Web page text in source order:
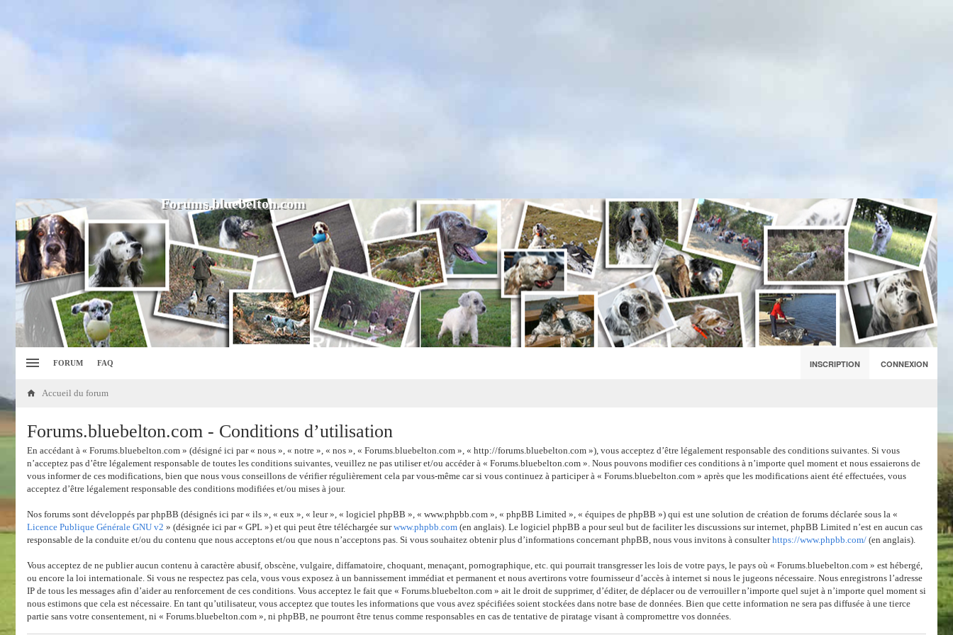
Forums.bluebelton.com
FORUM FAQ INSCRIPTION CONNEXION
Accueil du forum
Forums.bluebelton.com - Conditions d’utilisation
En accédant à « Forums.bluebelton.com » (désigné ici par « nous », « notre », « nos », « Forums.bluebelton.com », « http://forums.bluebelton.com »), vous acceptez d’être légalement responsable des conditions suivantes. Si vous
n’acceptez pas d’être légalement responsable de toutes les conditions suivantes, veuillez ne pas utiliser et/ou accéder à « Forums.bluebelton.com ». Nous pouvons modifier ces conditions à n’importe quel moment et nous essaierons de
vous informer de ces modifications, bien que nous vous conseillons de vérifier régulièrement cela par vous-même car si vous continuez à participer à « Forums.bluebelton.com » après que les modifications aient été effectuées, vous
acceptez d’être légalement responsable des conditions modifiées et/ou mises à jour.
Nos forums sont développés par phpBB (désignés ici par « ils », « eux », « leur », « logiciel phpBB », « www.phpbb.com », « phpBB Limited », « équipes de phpBB ») qui est une solution de création de forums déclarée sous la «
Licence Publique Générale GNU v2 » (désignée ici par « GPL ») et qui peut être téléchargée surwww.phpbb.com (en anglais). Le logiciel phpBB a pour seul but de faciliter les discussions sur internet, phpBB Limited n’est en aucun cas
responsable de la conduite et/ou du contenu que nous acceptons et/ou que nous n’acceptons pas. Si vous souhaitez obtenir plus d’informations concernant phpBB, nous vous invitons à consulterhttps://www.phpbb.com/ (en anglais).
Vous acceptez de ne publier aucun contenu à caractère abusif, obscène, vulgaire, diffamatoire, choquant, menaçant, pornographique, etc. qui pourrait transgresser les lois de votre pays, le pays où « Forums.bluebelton.com » est hébergé,
ou encore la loi internationale. Si vous ne respectez pas cela, vous vous exposez à un bannissement immédiat et permanent et nous avertirons votre fournisseur d’accès à internet si nous le jugeons nécessaire. Nous enregistrons l’adresse
IP de tous les messages afin d’aider au renforcement de ces conditions. Vous acceptez le fait que « Forums.bluebelton.com » ait le droit de supprimer, d’éditer, de déplacer ou de verrouiller n’importe quel sujet à n’importe quel moment si
nous estimons que cela est nécessaire. En tant qu’utilisateur, vous acceptez que toutes les informations que vous avez spécifiées soient stockées dans notre base de données. Bien que cette information ne sera pas diffusée à une tierce
partie sans votre consentement, ni « Forums.bluebelton.com », ni phpBB, ne pourront être tenus comme responsables en cas de tentative de piratage visant à compromettre vos données.